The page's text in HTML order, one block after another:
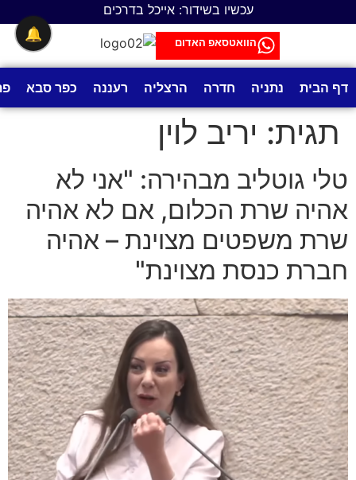
עכשיו בשידור: אייכל בדרכים
הוואטסאפ האדום
דף הבית נתניה חדרה הרצליה רעננה כפר סבא
תגית: יריב לוין
טלי גוטליב מבהירה: "אני לא
אהיה שרת הכלום, אם לא אהיה
שרת משפטים מצוינת – אהיה
חברת כנסת מצוינת"
🔔